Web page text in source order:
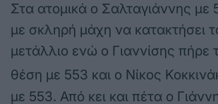
Στα ατομικά ο Σαλταγιάννης με
με σκληρή μάχη να κατακτήσει
μετάλλιο ενώ ο Γιαννίσης πήρε
θέση με 553 και ο Νίκος
με 553. Από κει και πέτα ο